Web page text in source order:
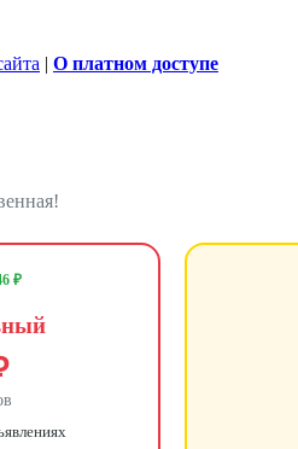
| О платном доступе
₽